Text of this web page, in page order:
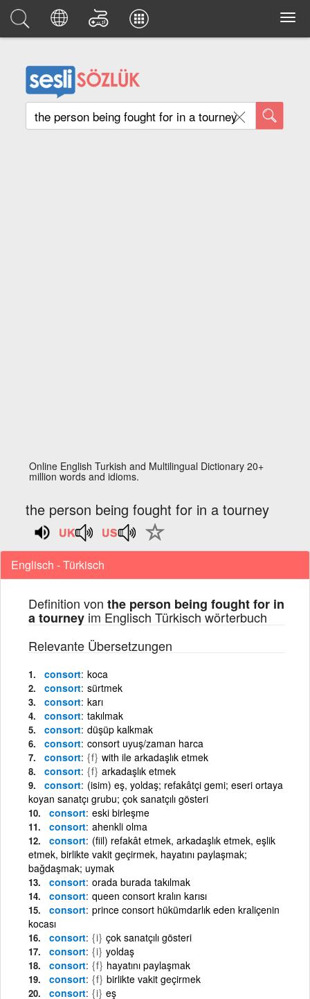
Online English Turkish and Multilingual Dictionary 20+
million words and idioms.
the person being fought for in a tourney
Englisch - Türkisch
Definition von the person being fought for in
a tourney im Englisch Türkisch wörterbuch
Relevante Übersetzungen
consort koca
consort sürtmek
consort karı
consort takılmak
consort düşüp kalkmak
consort consort uyuş/zaman harca
consort {f} with ile arkadaşlık etmek
consort {f} arkadaşlık etmek
consort (isim) eş, yoldaş; refakâtçi gemi; eseri ortaya
koyan sanatçı grubu; çok sanatçılı gösteri
consort eski birleşme
consort ahenkli olma
consort (fiil) refakât etmek, arkadaşlık etmek, eşlik
etmek, birlikte vakit geçirmek, hayatını paylaşmak;
bağdaşmak; uymak
consort orada burada takılmak
consort queen consort kralın karısı
consort prince consort hükümdarlık eden kraliçenin
kocası
consort {i} çok sanatçılı gösteri
consort {i} yoldaş
consort {f} hayatını paylaşmak
consort {f} birlikte vakit geçirmek
consort {i} eş